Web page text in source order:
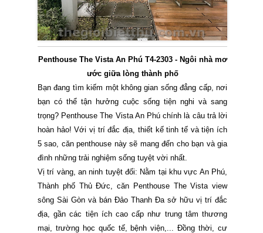
Penthouse The Vista An Phú T4-2303 - Ngôi nhà mơ
ước giữa lòng thành phố
Bạn đang tìm kiếm một không gian sống đẳng cấp, nơi
bạn có thể tận hưởng cuộc sống tiện nghi và sang
trọng? Penthouse The Vista An Phú chính là câu trả lời
hoàn hảo! Với vị trí đắc địa, thiết kế tinh tế và tiện ích
5 sao, căn penthouse này sẽ mang đến cho bạn và gia
đình những trải nghiệm sống tuyệt vời nhất.
Vị trí vàng, an ninh tuyệt đối: Nằm tại khu vực An Phú,
Thành phố Thủ Đức, căn Penthouse The Vista view
sông Sài Gòn và bán Đảo Thanh Đa sở hữu vị trí đắc
địa, gần các tiện ích cao cấp như trung tâm thương
mại, trường học quốc tế, bệnh viện,... Đồng thời, cư